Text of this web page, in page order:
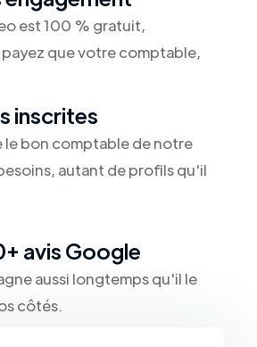
est 100 % gratuit,
que votre comptable,
inscrites
le bon comptable de notre
autant de profils qu'il
avis Google
aussi longtemps qu'il le
côtés.